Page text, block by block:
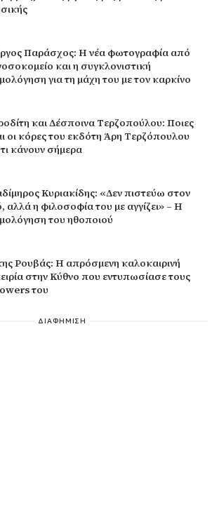
Παράσχος: Η νέα φωτογραφία από
και η συγκλονιστική
για τη μάχη του με τον καρκίνο
και Δέσποινα Τερζοπούλου: Ποιες
οι κόρες του εκδότη Άρη Τερζόπουλου
κάνουν σήμερα
Κυριακίδης: «Δεν πιστεύω στον
αλλά η φιλοσοφία του με αγγίζει» – Η
του ηθοποιού
Ρουβάς: Η απρόσμενη καλοκαιρινή
στην Κύθνο που εντυπωσίασε τους
του
ΔΙΑΦΗΜΙΣΗ